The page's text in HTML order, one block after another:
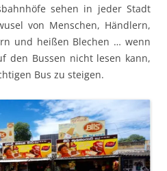
sehen in jeder Stadt
von Menschen, Händlern,
und heißen Blechen … wenn
den Bussen nicht lesen kann,
Bus zu steigen.